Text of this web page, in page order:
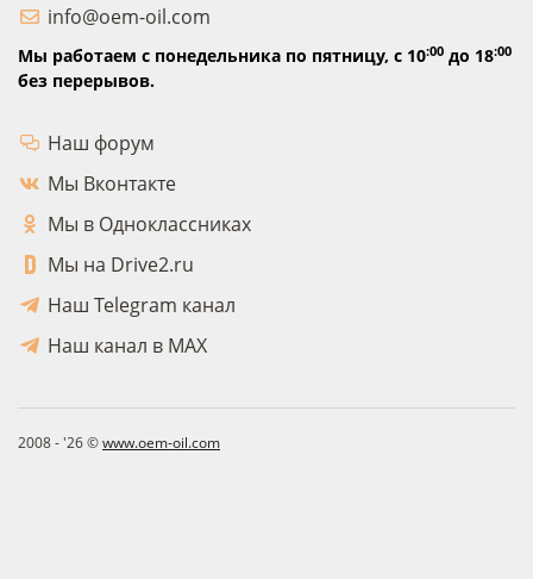
info@oem-oil.com
Мы работаем с понедельника по пятницу, с 10:00 до 18:00
без перерывов.
Наш форум
Мы Вконтакте
Мы в Одноклассниках
Мы на Drive2.ru
Наш Telegram канал
Наш канал в MAX
2008 - '26 ©www.oem-oil.com